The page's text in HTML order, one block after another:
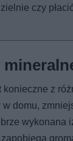
czy
z
domu,
wykonana